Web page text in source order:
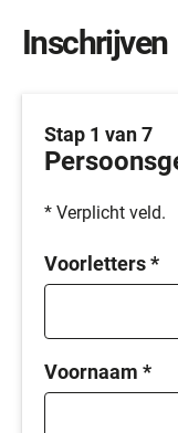
Inschrijven
Stap 1 van 7
* Verplicht veld.
Voorletters*
Voornaam *